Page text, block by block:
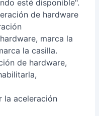
de hardware
marca la
la casilla.
la aceleración